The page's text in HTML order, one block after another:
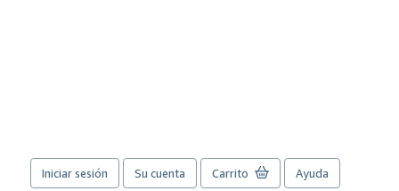
Iniciar sesión Su cuenta Carrito Ayuda